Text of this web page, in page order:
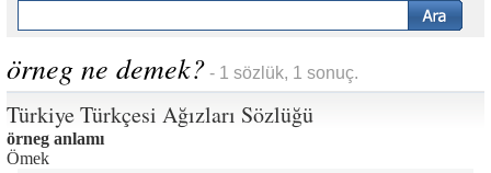
örneg ne demek? - 1 sözlük, 1 sonuç.
Türkiye Türkçesi Ağızları Sözlüğü
örneg anlamı
Ömek